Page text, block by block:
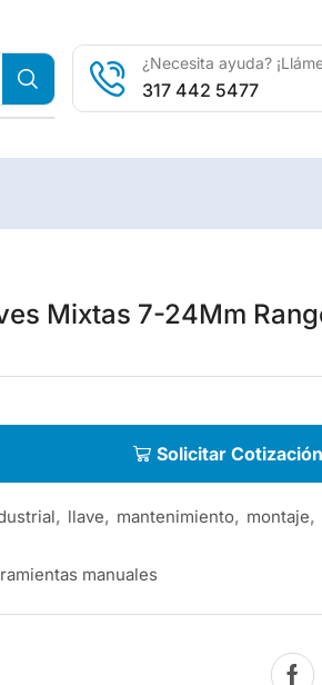
¿Necesita ayuda?
317 442 5477
Mixtas 7-24Mm
Solicitar Cotización
, llave, mantenimiento, montaje,
manuales